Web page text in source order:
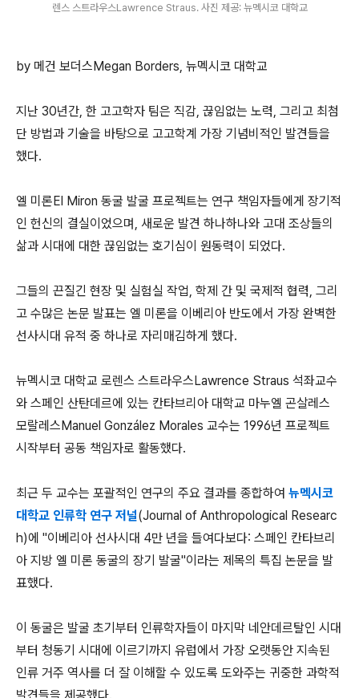
렌스 스트라우스Lawrence Straus. 사진 제공: 뉴멕시코 대학교
by 메건 보더스Megan Borders, 뉴멕시코 대학교
지난 30년간, 한 고고학자 팀은 직감, 끊임없는 노력, 그리고 최첨
단 방법과 기술을 바탕으로 고고학계 가장 기념비적인 발견들을
했다.
엘 미론El Miron 동굴 발굴 프로젝트는 연구 책임자들에게 장기적
인 헌신의 결실이었으며, 새로운 발견 하나하나와 고대 조상들의
삶과 시대에 대한 끊임없는 호기심이 원동력이 되었다.
그들의 끈질긴 현장 및 실험실 작업, 학제 간 및 국제적 협력, 그리
고 수많은 논문 발표는 엘 미론을 이베리아 반도에서 가장 완벽한
선사시대 유적 중 하나로 자리매김하게 했다.
뉴멕시코 대학교 로렌스 스트라우스Lawrence Straus 석좌교수
와 스페인 산탄데르에 있는 칸타브리아 대학교 마누엘 곤살레스
모랄레스Manuel González Morales 교수는 1996년 프로젝트
시작부터 공동 책임자로 활동했다.
최근 두 교수는 포괄적인 연구의 주요 결과를 종합하여 뉴멕시코
대학교 인류학 연구 저널(Journal of Anthropological Researc
h)에 "이베리아 선사시대 4만 년을 들여다보다: 스페인 칸타브리
아 지방 엘 미론 동굴의 장기 발굴"이라는 제목의 특집 논문을 발
표했다.
이 동굴은 발굴 초기부터 인류학자들이 마지막 네안데르탈인 시대
부터 청동기 시대에 이르기까지 유럽에서 가장 오랫동안 지속된
인류 거주 역사를 더 잘 이해할 수 있도록 도와주는 귀중한 과학적